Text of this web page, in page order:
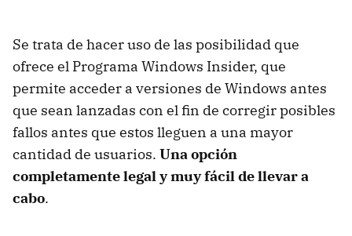
Se trata de hacer uso de las posibilidad que
ofrece el Programa Windows Insider, que
permite acceder a versiones de Windows antes
que sean lanzadas con el fin de corregir posibles
fallos antes que estos lleguen a una mayor
cantidad de usuarios. Una opción
completamente legal y muy fácil de llevar a
cabo.